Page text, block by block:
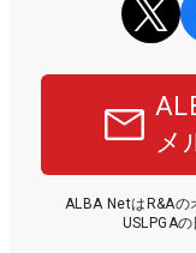
メ
ALBA NetはR&Aの
USLPGA